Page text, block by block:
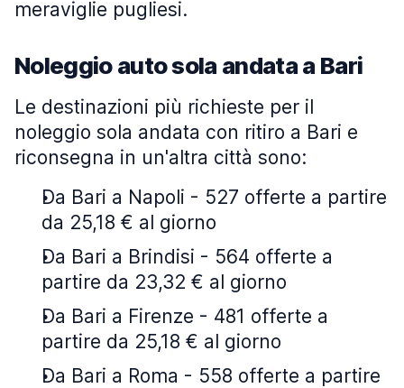
meraviglie pugliesi.
Noleggio auto sola andata a Bari
Le destinazioni più richieste per il
noleggio sola andata con ritiro a Bari e
riconsegna in un'altra città sono:
Da Bari a Napoli - 527 offerte a partire
da 25,18 € al giorno
Da Bari a Brindisi - 564 offerte a
partire da 23,32 € al giorno
Da Bari a Firenze - 481 offerte a
partire da 25,18 € al giorno
Da Bari a Roma - 558 offerte a partire